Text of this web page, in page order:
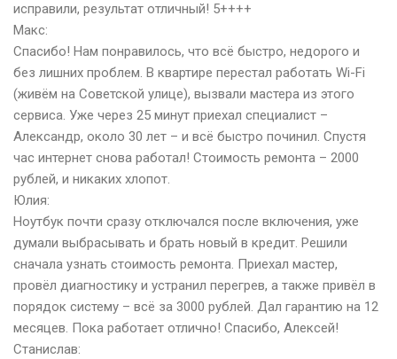
исправили, результат отличный! 5++++
Макc:
Спасибо! Нам понравилось, что всё быстро, недорого и
без лишних проблем. В квартире перестал работать Wi-Fi
(живём на Советской улице), вызвали мастера из этого
сервиса. Уже через 25 минут приехал специалист –
Александр, около 30 лет – и всё быстро починил. Спустя
час интернет снова работал! Стоимость ремонта – 2000
рублей, и никаких хлопот.
Юлия:
Ноутбук почти сразу отключался после включения, уже
думали выбрасывать и брать новый в кредит. Решили
сначала узнать стоимость ремонта. Приехал мастер,
провёл диагностику и устранил перегрев, а также привёл в
порядок систему – всё за 3000 рублей. Дал гарантию на 12
месяцев. Пока работает отлично! Спасибо, Алексей!
Станислав: